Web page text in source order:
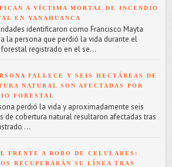
A VÍCTIMA MORTAL DE INCENDIO
EN YANAHUANCA
identificaron como Francisco Mayta
la persona que perdió la vida durante el
registrado en el se...
FALLECE Y SEIS HECTÁREAS DE
NATURAL SON AFECTADAS POR
FORESTAL
perdió la vida y aproximadamente seis
de cobertura natural resultaron afectadas tras
...
FRENTE A ROBO DE CELULARES:
RECUPERARÁN SU LÍNEA TRAS